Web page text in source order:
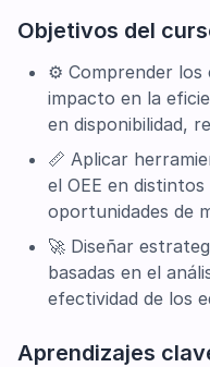
Objetivos del
⚙️ Comprender los
impacto en la
en disponibilidad,
📏 Aplicar
el OEE en
oportunidades de
🚀 Diseñar
basadas en el
efectividad de los
Aprendizajes